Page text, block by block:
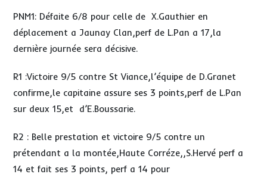
PNM1: Défaite 6/8 pour celle de X.Gauthier en
déplacement a Jaunay Clan,perf de L.Pan a 17,la
dernière journée sera décisive.
R1 :Victoire 9/5 contre St Viance,l’équipe de D.Granet
confirme,le capitaine assure ses 3 points,perf de L.Pan
sur deux 15,et d’E.Boussarie.
R2 : Belle prestation et victoire 9/5 contre un
prétendant a la montée,Haute Corréze,,S.Hervé perf a
14 et fait ses 3 points, perf a 14 pour